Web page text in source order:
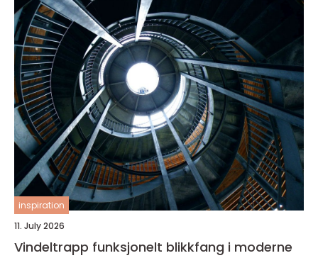
inspiration
11. July 2026
Vindeltrapp funksjonelt blikkfang i moderne